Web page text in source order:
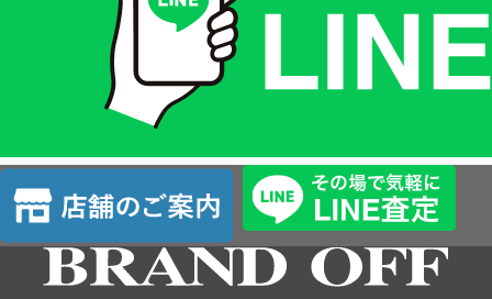
査
定
店
舗
の